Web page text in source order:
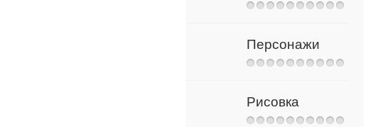
Персонажи
Рисовка